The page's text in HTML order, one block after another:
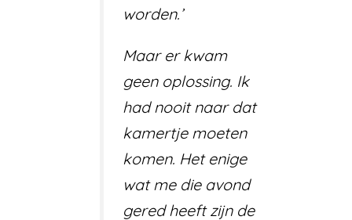
worden.’
Maar er kwam
geen oplossing. Ik
had nooit naar dat
kamertje moeten
komen. Het enige
wat me die avond
gered heeft zijn de